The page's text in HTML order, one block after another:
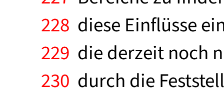
228 diese Einflüsse
229 die derzeit noch
230 durch die